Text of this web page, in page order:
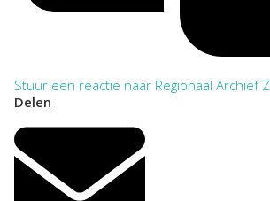
Stuur een reactie naar Regionaal Archief
Delen